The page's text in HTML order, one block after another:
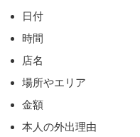
日付
時間
店名
場所やエリア
金額
本人の外出理由